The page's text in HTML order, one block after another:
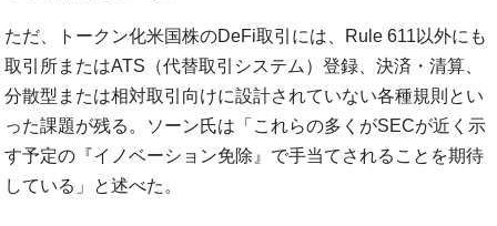
ただ、トークン化米国株のDeFi取引には、Rule 611以外にも
取引所またはATS（代替取引システム）登録、決済・清算、
分散型または相対取引向けに設計されていない各種規則とい
った課題が残る。ソーン氏は「これらの多くがSECが近く示
す予定の『イノベーション免除』で手当てされることを期待
している」と述べた。